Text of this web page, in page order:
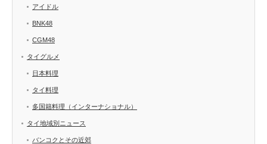
アイドル
BNK48
CGM48
タイグルメ
日本料理
タイ料理
多国籍料理（インターナショナル）
タイ地域別ニュース
バンコクとその近郊